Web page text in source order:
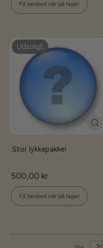
Få besked når på lager
Udsolgt
.Stor lykkepakke!
500,00 kr
Få besked når på lager